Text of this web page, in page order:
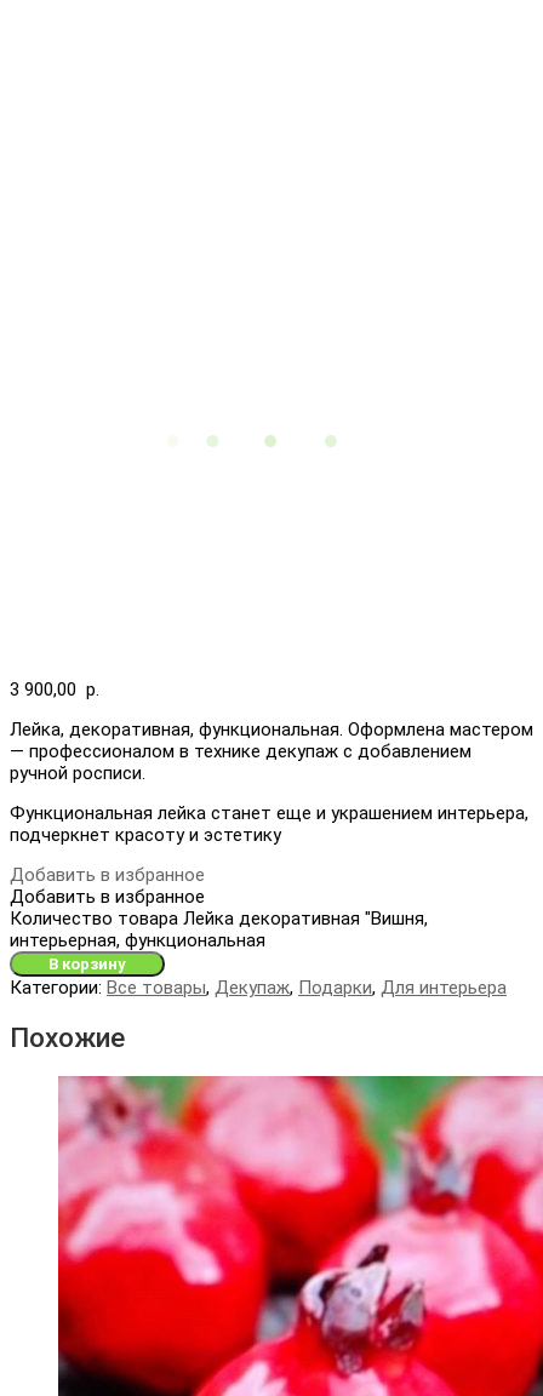
3 900,00 р.
Лейка, декоративная, функциональная. Оформлена мастером
— профессионалом в технике декупаж с добавлением
ручной росписи.
Функциональная лейка станет еще и украшением интерьера,
подчеркнет красоту и эстетику
Добавить в избранное
Добавить в избранное
Количество товара Лейка декоративная "Вишня,
интерьерная, функциональная
В корзину
Категории: Все товары, Декупаж, Подарки, Для интерьера
Похожие